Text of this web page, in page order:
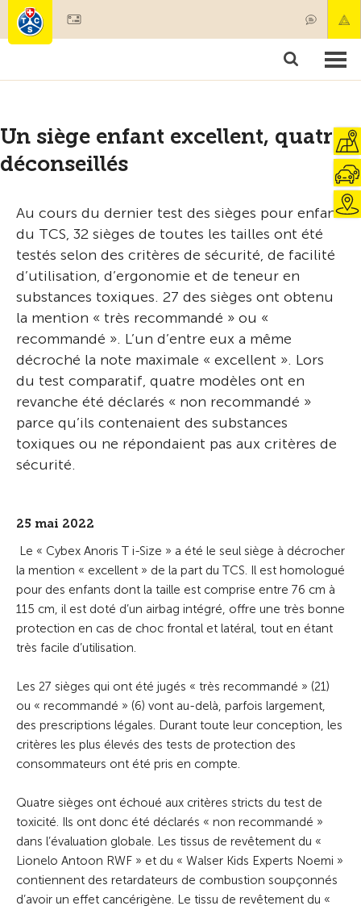
Membres & prestations
Un siège enfant excellent, quatre
déconseillés
Au cours du dernier test des sièges pour enfant
du TCS, 32 sièges de toutes les tailles ont été
testés selon des critères de sécurité, de facilité
d’utilisation, d’ergonomie et de teneur en
substances toxiques. 27 des sièges ont obtenu
la mention « très recommandé » ou «
recommandé ». L’un d’entre eux a même
décroché la note maximale « excellent ». Lors
du test comparatif, quatre modèles ont en
revanche été déclarés « non recommandé »
parce qu’ils contenaient des substances
toxiques ou ne répondaient pas aux critères de
sécurité.
25 mai 2022
Le « Cybex Anoris T i-Size » a été le seul siège à décrocher
la mention « excellent » de la part du TCS. Il est homologué
pour des enfants dont la taille est comprise entre 76 cm à
115 cm, il est doté d’un airbag intégré, offre une très bonne
protection en cas de choc frontal et latéral, tout en étant
très facile d’utilisation.
Les 27 sièges qui ont été jugés « très recommandé » (21)
ou « recommandé » (6) vont au-delà, parfois largement,
des prescriptions légales. Durant toute leur conception, les
critères les plus élevés des tests de protection des
consommateurs ont été pris en compte.
Quatre sièges ont échoué aux critères stricts du test de
toxicité. Ils ont donc été déclarés « non recommandé »
dans l’évaluation globale. Les tissus de revêtement du «
Lionelo Antoon RWF » et du « Walser Kids Experts Noemi »
contiennent des retardateurs de combustion soupçonnés
d’avoir un effet cancérigène. Le tissu de revêtement du «